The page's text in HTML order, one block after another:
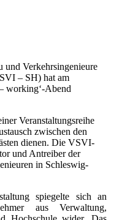
und Verkehrsingenieure
– SH) hat am
working‘-Abend
Veranstaltungsreihe
zwischen den
dienen. Die VSVI-
und Antreiber der
in Schleswig-
spiegelte sich an
aus Verwaltung,